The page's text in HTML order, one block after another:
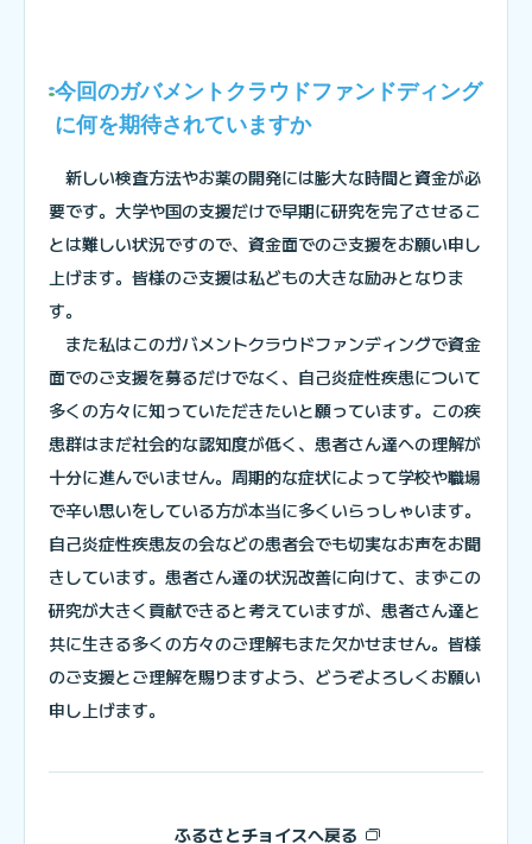
今回のガバメントクラウドファンドディング
に何を期待されていますか
新しい検査方法やお薬の開発には膨大な時間と資金が必
要です。大学や国の支援だけで早期に研究を完了させるこ
とは難しい状況ですので、資金面でのご支援をお願い申し
上げます。皆様のご支援は私どもの大きな励みとなりま
す。
また私はこのガバメントクラウドファンディングで資金
面でのご支援を募るだけでなく、自己炎症性疾患について
多くの方々に知っていただきたいと願っています。この疾
患群はまだ社会的な認知度が低く、患者さん達への理解が
十分に進んでいません。周期的な症状によって学校や職場
で辛い思いをしている方が本当に多くいらっしゃいます。
自己炎症性疾患友の会などの患者会でも切実なお声をお聞
きしています。患者さん達の状況改善に向けて、まずこの
研究が大きく貢献できると考えていますが、患者さん達と
共に生きる多くの方々のご理解もまた欠かせません。皆様
のご支援とご理解を賜りますよう、どうぞよろしくお願い
申し上げます。
ふるさとチョイスへ戻る